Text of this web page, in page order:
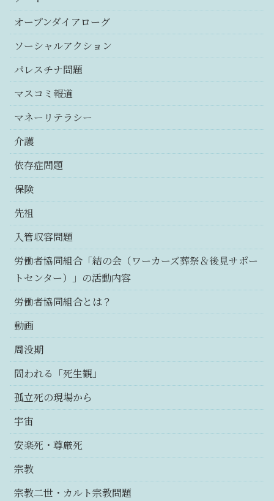
オープンダイアローグ
ソーシャルアクション
パレスチナ問題
マスコミ報道
マネーリテラシー
介護
依存症問題
保険
先祖
入管収容問題
労働者協同組合「結の会（ワーカーズ葬祭＆後見サポー
トセンター）」の活動内容
労働者協同組合とは？
動画
周没期
問われる「死生観」
孤立死の現場から
宇宙
安楽死・尊厳死
宗教
宗教二世・カルト宗教問題